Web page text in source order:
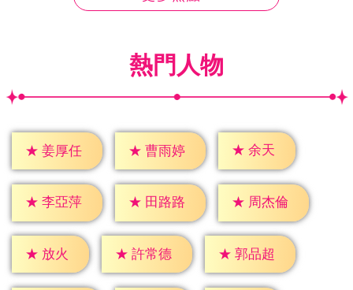
熱門人物
★ 姜厚任 ★ 曹雨婷 ★ 余天
★ 李亞萍 ★ 田路路 ★ 周杰倫
★ 放火 ★ 許常德 ★ 郭品超